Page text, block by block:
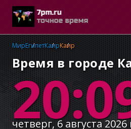
МирЕгипетКаирКаир
Время в городе
четверг, 6 августа